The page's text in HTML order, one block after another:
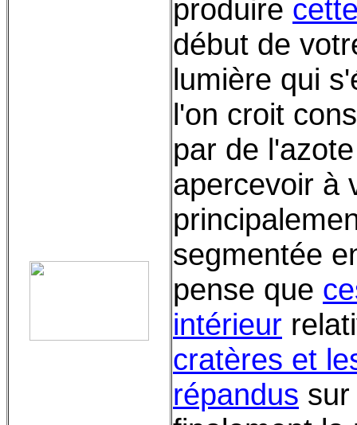
produire
début de
lumière qui
l'on croit
par de
apercevoir à
segmentée
pense que
intérieur
cratères et
répandus